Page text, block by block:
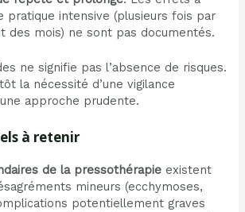
pratique intensive (plusieurs fois par
des mois) ne sont pas documentés.
ne signifie pas l’absence de risques.
la nécessité d’une vigilance
approche prudente.
à retenir
de la pressothérapie existent
mineurs (ecchymoses,
potentiellement graves